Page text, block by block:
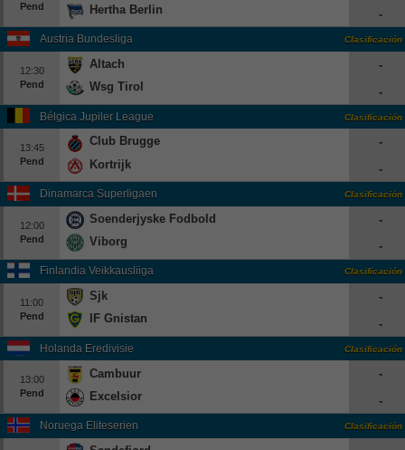
Pend
Hertha Berlin
-
Austria Bundesliga Clasificación
12:30
Pend
Altach
Wsg Tirol
-
-
Bélgica Jupiler League Clasificación
13:45
Pend
Club Brugge
Kortrijk
-
-
Dinamarca Superligaen Clasificación
12:00
Pend
Soenderjyske Fodbold
Viborg
-
-
Finlandia Veikkausliiga Clasificación
11:00
Pend
Sjk
IF Gnistan
-
-
Holanda Eredivisie Clasificación
13:00
Pend
Cambuur
Excelsior
-
-
Noruega Eliteserien Clasificación